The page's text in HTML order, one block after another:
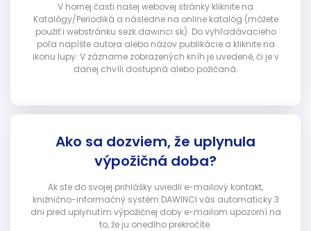
V hornej časti našej webovej stránky kliknite na
Katalógy/Periodiká a následne na online katalóg (môžete
použiť i webstránku sezk.dawinci.sk). Do vyhľadávacieho
poľa napíšte autora alebo názov publikácie a kliknite na
ikonu lupy. V zázname zobrazených kníh je uvedené, či je v
danej chvíli dostupná alebo požičaná.
Ako sa dozviem, že uplynula
výpožičná doba?
Ak ste do svojej prihlášky uviedli e-mailový kontakt,
knižnično-informačný systém DAWINCI vás automaticky 3
dni pred uplynutím výpožičnej doby e-mailom upozorní na
to, že ju onedlho prekročíte.